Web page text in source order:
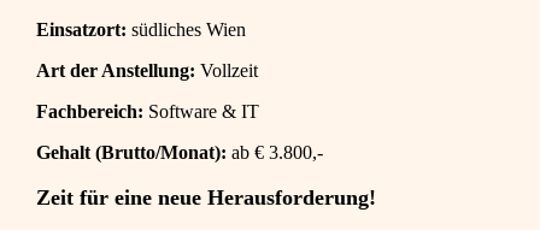
Einsatzort: südliches Wien
Art der Anstellung: Vollzeit
Fachbereich: Software & IT
Gehalt (Brutto/Monat): ab € 3.800,-
Zeit für eine neue Herausforderung!